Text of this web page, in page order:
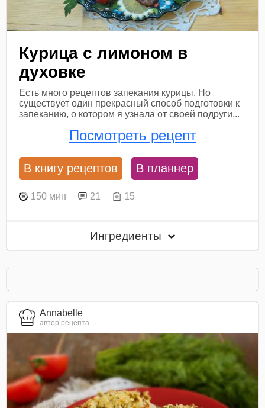
Курица с лимоном в
духовке
Есть много рецептов запекания курицы. Но
существует один прекрасный способ подготовки к
запеканию, о котором я узнала от своей подруги...
Посмотреть рецепт
В книгу рецептов В планнер
150 мин 21 15
Ингредиенты
Annabelle
автор рецепта